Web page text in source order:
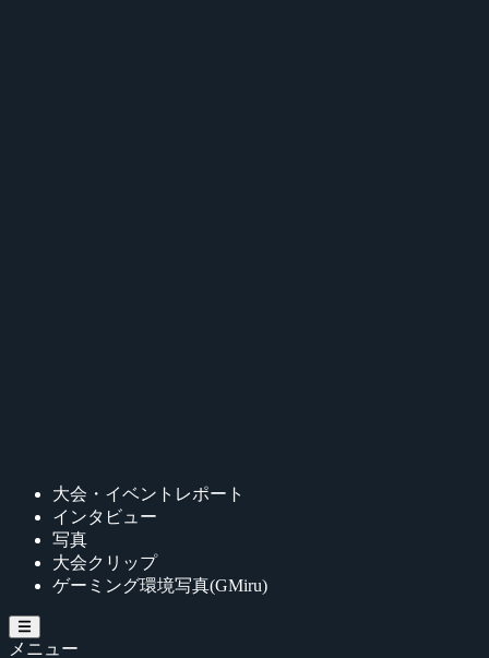
大会・イベントレポート
インタビュー
写真
大会クリップ
ゲーミング環境写真(GMiru)
メニュー